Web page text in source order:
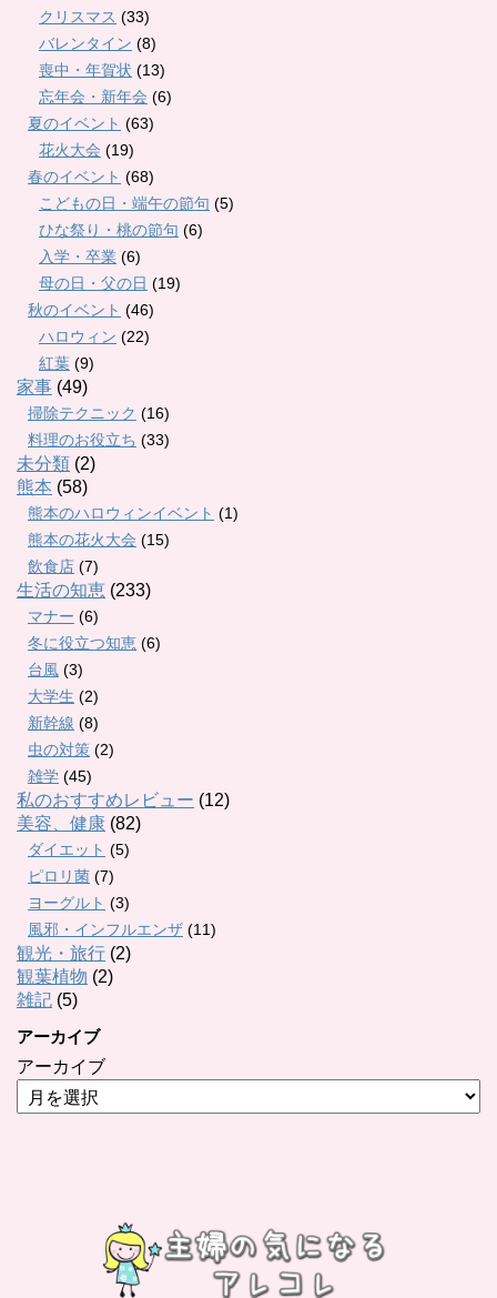
クリスマス (33)
バレンタイン (8)
喪中・年賀状 (13)
忘年会・新年会 (6)
夏のイベント (63)
花火大会 (19)
春のイベント (68)
こどもの日・端午の節句 (5)
ひな祭り・桃の節句 (6)
入学・卒業 (6)
母の日・父の日 (19)
秋のイベント (46)
ハロウィン (22)
紅葉 (9)
家事 (49)
掃除テクニック (16)
料理のお役立ち (33)
未分類 (2)
熊本 (58)
熊本のハロウィンイベント (1)
熊本の花火大会 (15)
飲食店 (7)
生活の知恵 (233)
マナー (6)
冬に役立つ知恵 (6)
台風 (3)
大学生 (2)
新幹線 (8)
虫の対策 (2)
雑学 (45)
私のおすすめレビュー (12)
美容、健康 (82)
ダイエット (5)
ピロリ菌 (7)
ヨーグルト (3)
風邪・インフルエンザ (11)
観光・旅行 (2)
観葉植物 (2)
雑記 (5)
アーカイブ
アーカイブ